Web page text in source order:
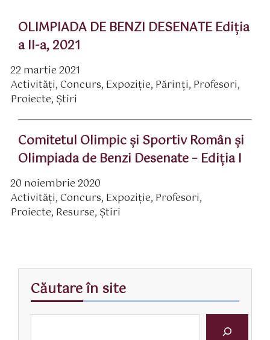
OLIMPIADA DE BENZI DESENATE Ediția
a II-a, 2021
22 martie 2021
Activităţi,Concurs, Expoziție, Părinţi, Profesori,
Proiecte, Știri
Comitetul Olimpic și Sportiv Român și
Olimpiada de Benzi Desenate – Ediția I
20 noiembrie 2020
Activităţi,Concurs, Expoziție, Profesori,
Proiecte, Resurse, Știri
Căutare în site